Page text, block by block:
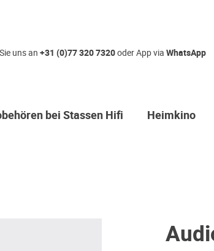
uns an +31 (0)77 320 7320oder App via WhatsApp
bei Stassen Hifi Heimkino